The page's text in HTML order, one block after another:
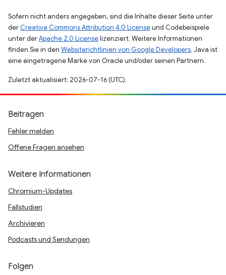
Sofern nicht anders angegeben, sind die Inhalte dieser Seite unter
der Creative Commons Attribution 4.0 Licenseund Codebeispiele
unter derApache 2.0 Licenselizenziert. Weitere Informationen
finden Sie in den Websiterichtlinien von Google Developers. Java ist
eine eingetragene Marke von Oracle und/oder seinen Partnern.
Zuletzt aktualisiert: 2026-07-16 (UTC).
Beitragen
Fehler melden
Offene Fragen ansehen
Weitere Informationen
Chromium-Updates
Fallstudien
Archivieren
Podcasts und Sendungen
Folgen